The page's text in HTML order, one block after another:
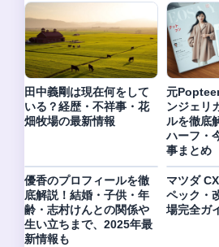
田中義剛は現在何をして
いる？経歴・不祥事・花
畑牧場の最新情報
元
ンジェリ
ルを徹底
ハーフ・
事まとめ
優香のプロフィールを徹
底解説！結婚・子供・年
齢・志村けんとの関係や
生い立ちまで、2025年最
新情報も
マツダ
ペック・
場完全ガ